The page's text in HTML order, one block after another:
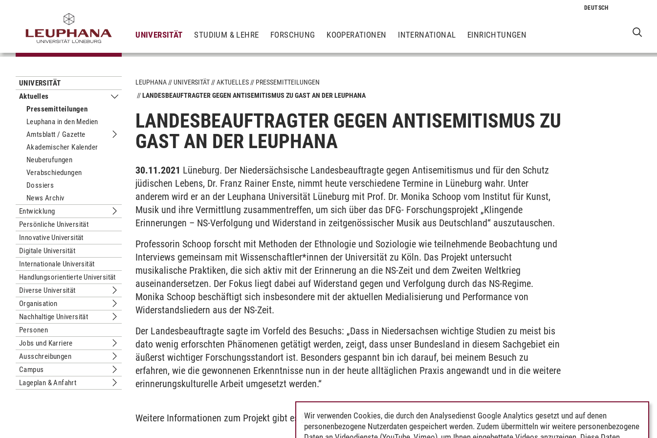
UNIVERSITÄT STUDIUM & LEHRE FORSCHUNG KOOPERATIONEN INTERNATIONAL EINRICHTUNGEN
UNIVERSITÄT
Aktuelles
Untermenu Aktuelles
Pressemitteilungen
Leuphana in den Medien
Amtsblatt / Gazette
Untermenu Amtsblatt / Gazette
Akademischer Kalender
Neuberufungen
Verabschiedungen
Dossiers
News Archiv
Entwicklung
Untermenu Entwicklung
Persönliche Universität
Innovative Universität
Digitale Universität
Internationale Universität
Handlungsorientierte Universität
Diverse Universität
Untermenu Diverse Universität
Organisation
Untermenu Organisation
Nachhaltige Universität
Untermenu Nachhaltige Universität
Personen
Jobs und Karriere
Untermenu Jobs und Karriere
Ausschreibungen
Untermenu Ausschreibungen
Campus
Untermenu Campus
Lageplan & Anfahrt
Untermenu Lageplan & Anfahrt
LEUPHANA UNIVERSITÄT AKTUELLES
PRESSEMITTEILUNGEN
LANDESBEAUFTRAGTER GEGEN ANTISEMITISMUS ZU GAST AN DER LEUPHANA
LANDESBEAUFTRAGTER GEGEN ANTISEMITISMUS ZU
GAST AN DER LEUPHANA
30.11.2021 Lüneburg. Der Niedersächsische Landesbeauftragte gegen Antisemitismus und für den Schutz
jüdischen Lebens, Dr. Franz Rainer Enste, nimmt heute verschiedene Termine in Lüneburg wahr. Unter
anderem wird er an der Leuphana Universität Lüneburg mit Prof. Dr. Monika Schoop vom Institut für Kunst,
Musik und ihre Vermittlung zusammentreffen, um sich über das DFG- Forschungsprojekt „Klingende
Erinnerungen – NS-Verfolgung und Widerstand in zeitgenössischer Musik aus Deutschland“ auszutauschen.
Professorin Schoop forscht mit Methoden der Ethnologie und Soziologie wie teilnehmende Beobachtung und
Interviews gemeinsam mit Wissenschaftler*innen der Universität zu Köln. Das Projekt untersucht
musikalische Praktiken, die sich aktiv mit der Erinnerung an die NS-Zeit und dem Zweiten Weltkrieg
auseinandersetzen. Der Fokus liegt dabei auf Widerstand gegen und Verfolgung durch das NS-Regime.
Monika Schoop beschäftigt sich insbesondere mit der aktuellen Medialisierung und Performance von
Widerstandsliedern aus der NS-Zeit.
Der Landesbeauftragte sagte im Vorfeld des Besuchs: „Dass in Niedersachsen wichtige Studien zu meist bis
dato wenig erforschten Phänomenen getätigt werden, zeigt, dass unser Bundesland in diesem Sachgebiet ein
äußerst wichtiger Forschungsstandort ist. Besonders gespannt bin ich darauf, bei meinem Besuch zu
erfahren, wie die gewonnenen Erkenntnisse nun in der heute alltäglichen Praxis angewandt und in die weitere
erinnerungskulturelle Arbeit umgesetzt werden.“
Weitere Informationen zum Projekt gibt es hier.
Wir verwenden Cookies, die durch den Analysedienst Google Analytics gesetzt und auf denen
personenbezogene Nutzerdaten gespeichert werden. Zudem übermitteln wir weitere personenbezogene